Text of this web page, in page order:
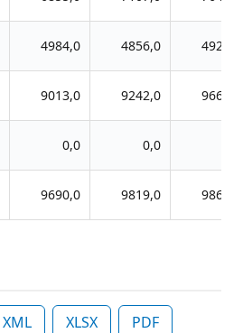
4984,0 4856,0 4921,0
9013,0 9242,0 9667,0
0,0 0,0
9690,0 9819,0 9861,0
XML XLSX PDF